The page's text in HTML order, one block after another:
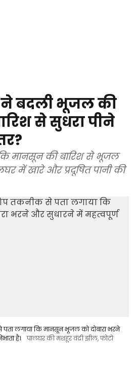
बदली भूजल की
से सुधरा पीने
मानसून की बारिश से भूजल
में खारे और प्रदूषित पानी की
लगाया कि मानसून भूजल को दोबारा भरने
है।
पालघर की मशहूर वंद्री झील, फोटो